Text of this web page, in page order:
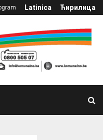
Latinica Ћирилица